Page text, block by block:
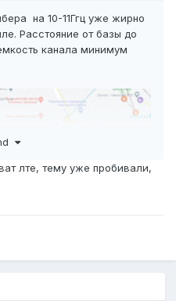
на 10-11Ггц уже жирно
Расстояние от базы до
канала минимум
лте, тему уже пробивали,